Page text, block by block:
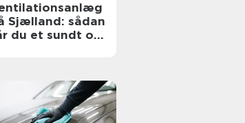
Sjælland: sådan
du et sundt og